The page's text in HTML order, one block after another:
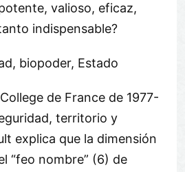
valioso, eficaz,
indispensable?
biopoder, Estado
de France de 1977-
territorio y
explica que la dimensión
“feo nombre” (6) de